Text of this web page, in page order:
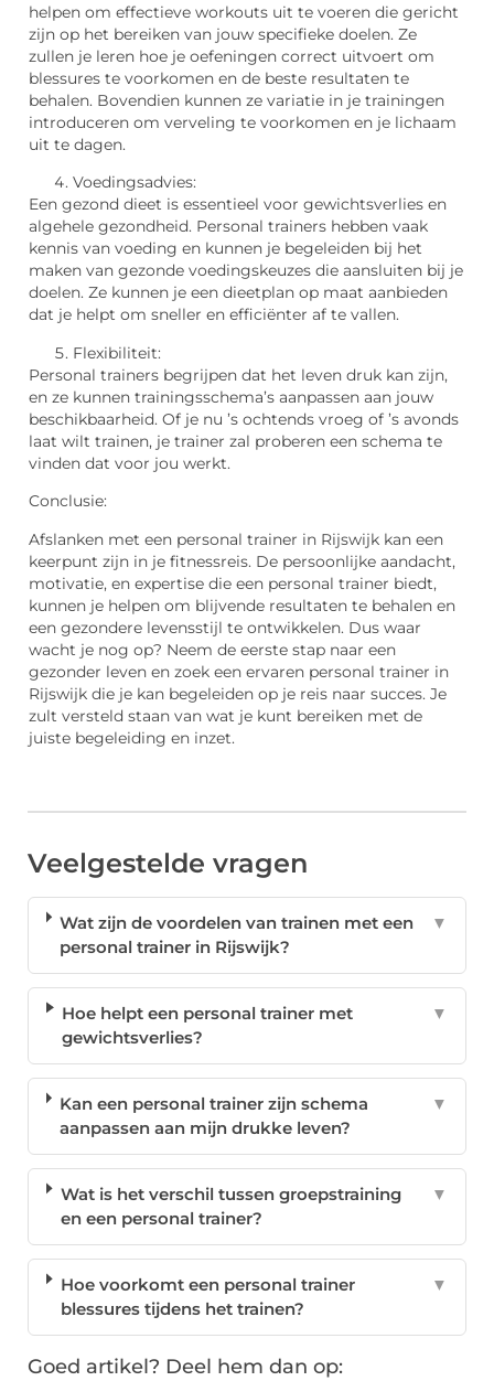
helpen om effectieve workouts uit te voeren die gericht
zijn op het bereiken van jouw specifieke doelen. Ze
zullen je leren hoe je oefeningen correct uitvoert om
blessures te voorkomen en de beste resultaten te
behalen. Bovendien kunnen ze variatie in je trainingen
introduceren om verveling te voorkomen en je lichaam
uit te dagen.
Voedingsadvies:
Een gezond dieet is essentieel voor gewichtsverlies en
algehele gezondheid. Personal trainers hebben vaak
kennis van voeding en kunnen je begeleiden bij het
maken van gezonde voedingskeuzes die aansluiten bij je
doelen. Ze kunnen je een dieetplan op maat aanbieden
dat je helpt om sneller en efficiënter af te vallen.
Flexibiliteit:
Personal trainers begrijpen dat het leven druk kan zijn,
en ze kunnen trainingsschema’s aanpassen aan jouw
beschikbaarheid. Of je nu ’s ochtends vroeg of ’s avonds
laat wilt trainen, je trainer zal proberen een schema te
vinden dat voor jou werkt.
Conclusie:
Afslanken met een personal trainer in Rijswijk kan een
keerpunt zijn in je fitnessreis. De persoonlijke aandacht,
motivatie, en expertise die een personal trainer biedt,
kunnen je helpen om blijvende resultaten te behalen en
een gezondere levensstijl te ontwikkelen. Dus waar
wacht je nog op? Neem de eerste stap naar een
gezonder leven en zoek een ervaren personal trainer in
Rijswijk die je kan begeleiden op je reis naar succes. Je
zult versteld staan van wat je kunt bereiken met de
juiste begeleiding en inzet.
Veelgestelde vragen
Wat zijn de voordelen van trainen met een
personal trainer in Rijswijk?
▼
Hoe helpt een personal trainer met
gewichtsverlies?
▼
Kan een personal trainer zijn schema
aanpassen aan mijn drukke leven?
▼
Wat is het verschil tussen groepstraining
en een personal trainer?
▼
Hoe voorkomt een personal trainer
blessures tijdens het trainen?
▼
Goed artikel? Deel hem dan op: